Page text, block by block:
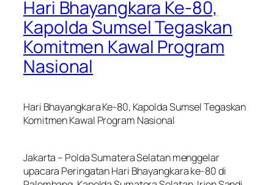
Hari Bhayangkara Ke-80,
Kapolda Sumsel Tegaskan
Komitmen Kawal Program
Nasional
Hari Bhayangkara Ke-80, Kapolda Sumsel Tegaskan
Komitmen Kawal Program Nasional
Jakarta – Polda Sumatera Selatan menggelar
upacara Peringatan Hari Bhayangkara ke-80 di